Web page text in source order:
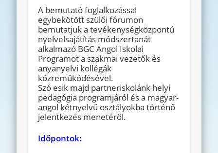
A bemutató foglalkozással
egybekötött szülői fórumon
bemutatjuk a tevékenységközpontú
nyelvelsajátítás módszertanát
alkalmazó BGC Angol Iskolai
Programot a szakmai vezetők és
anyanyelvi kollégák
közreműködésével.
Szó esik majd partneriskolánk helyi
pedagógia programjáról és a magyar-
angol kétnyelvű osztályokba történő
jelentkezés menetéről.
Időpontok: